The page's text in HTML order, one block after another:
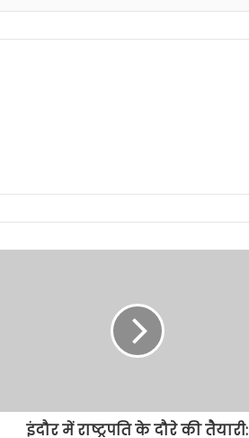
इंदौर में राष्ट्रपति के दौरे की तैयारी: